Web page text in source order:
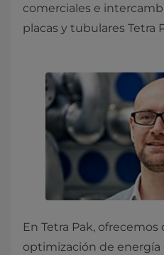
comerciales e
placas y tubulares Tetra
En Tetra Pak,
optimización de